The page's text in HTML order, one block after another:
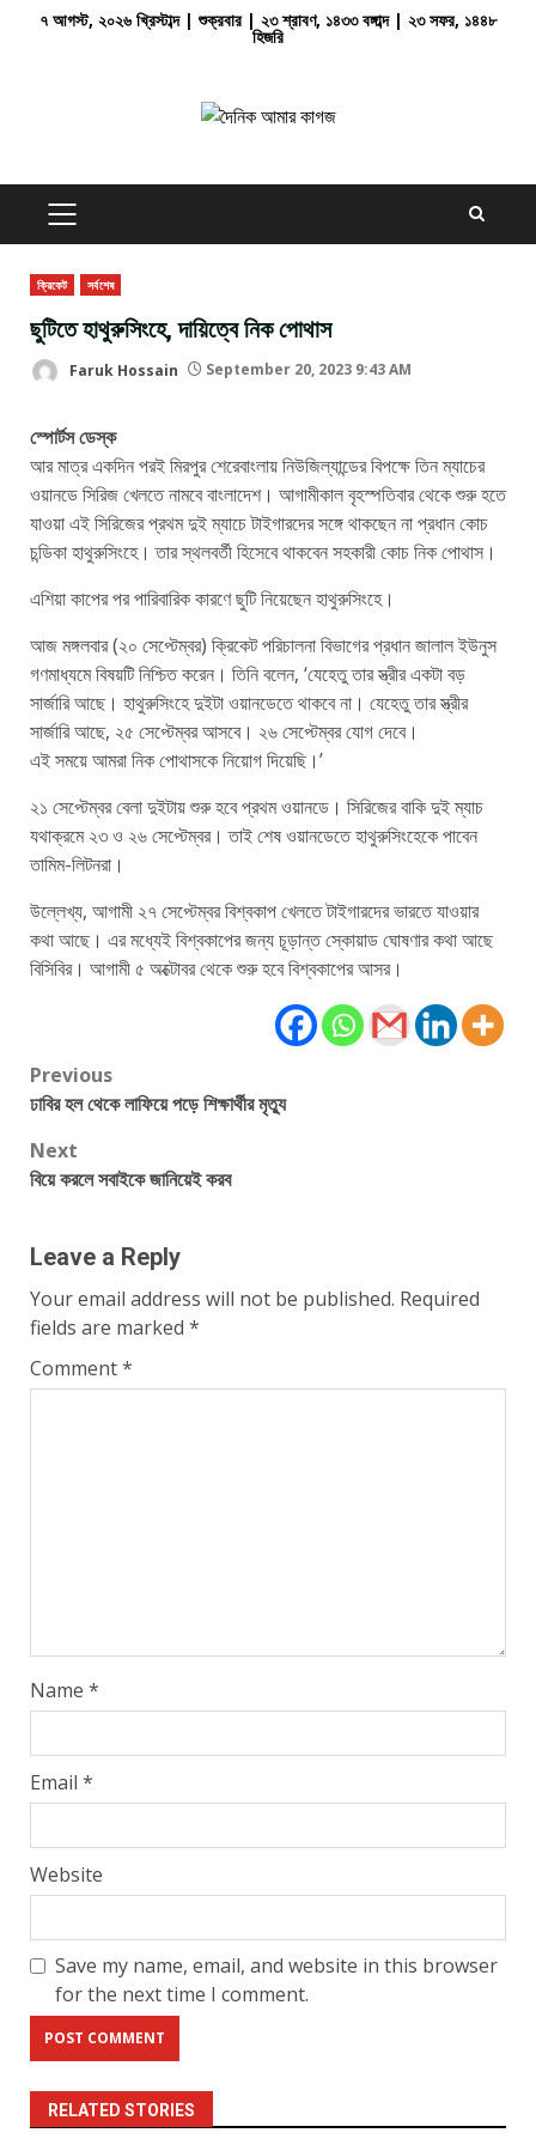
৭ আগস্ট, ২০২৬ খ্রিস্টাব্দ | শুক্রবার | ২৩ শ্রাবণ, ১৪৩৩ বঙ্গাব্দ | ২৩ সফর, ১৪৪৮
হিজরি
PRIMARY
MENU
ক্রিকেট সর্বশেষ
ছুটিতে হাথুরুসিংহে, দায়িত্বে নিক পোথাস
Faruk Hossain September 20, 2023 9:43 AM
স্পোর্টস ডেস্ক
আর মাত্র একদিন পরই মিরপুর শেরেবাংলায় নিউজিল্যান্ডের বিপক্ষে তিন ম্যাচের
ওয়ানডে সিরিজ খেলতে নামবে বাংলাদেশ। আগামীকাল বৃহস্পতিবার থেকে শুরু হতে
যাওয়া এই সিরিজের প্রথম দুই ম্যাচে টাইগারদের সঙ্গে থাকছেন না প্রধান কোচ
চন্ডিকা হাথুরুসিংহে। তার স্থলবর্তী হিসেবে থাকবেন সহকারী কোচ নিক পোথাস।
এশিয়া কাপের পর পারিবারিক কারণে ছুটি নিয়েছেন হাথুরুসিংহে।
আজ মঙ্গলবার (২০ সেপ্টেম্বর) ক্রিকেট পরিচালনা বিভাগের প্রধান জালাল ইউনুস
গণমাধ্যমে বিষয়টি নিশ্চিত করেন। তিনি বলেন, ‘যেহেতু তার স্ত্রীর একটা বড়
সার্জারি আছে। হাথুরুসিংহে দুইটা ওয়ানডেতে থাকবে না। যেহেতু তার স্ত্রীর
সার্জারি আছে, ২৫ সেপ্টেম্বর আসবে। ২৬ সেপ্টেম্বর যোগ দেবে।
এই সময়ে আমরা নিক পোথাসকে নিয়োগ দিয়েছি।’
২১ সেপ্টেম্বর বেলা দুইটায় শুরু হবে প্রথম ওয়ানডে। সিরিজের বাকি দুই ম্যাচ
যথাক্রমে ২৩ ও ২৬ সেপ্টেম্বর। তাই শেষ ওয়ানডেতে হাথুরুসিংহেকে পাবেন
তামিম-লিটনরা।
উল্লেখ্য, আগামী ২৭ সেপ্টেম্বর বিশ্বকাপ খেলতে টাইগারদের ভারতে যাওয়ার
কথা আছে। এর মধ্যেই বিশ্বকাপের জন্য চূড়ান্ত স্কোয়াড ঘোষণার কথা আছে
বিসিবির। আগামী ৫ অক্টোবর থেকে শুরু হবে বিশ্বকাপের আসর।
Post
Previous
ঢাবির হল থেকে লাফিয়ে পড়ে শিক্ষার্থীর মৃত্যু
Next
বিয়ে করলে সবাইকে জানিয়েই করব
Leave a Reply
Your email address will not be published. Required
fields are marked *
Comment*
Name *
Email *
Website
Save my name, email, and website in this browser
for the next time I comment.
RELATED STORIES